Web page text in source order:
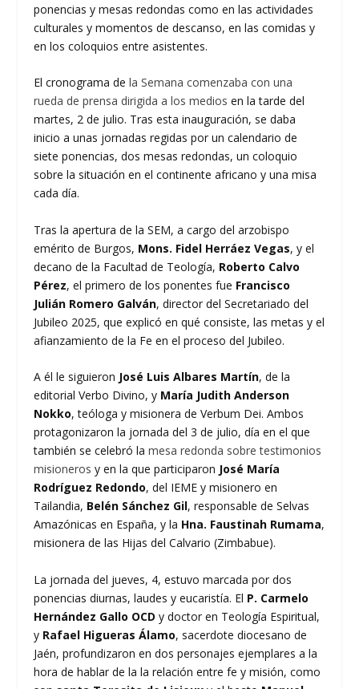
ponencias y mesas redondas como en las actividades
culturales y momentos de descanso, en las comidas y
en los coloquios entre asistentes.
El cronograma dela Semana comenzaba con una
rueda de prensa dirigida a los medios en la tarde del
martes, 2 de julio. Tras esta inauguración, se daba
inicio a unas jornadas regidas por un calendario de
siete ponencias, dos mesas redondas, un coloquio
sobre la situación en el continente africano y una misa
cada día.
Tras la apertura de la SEM, a cargo del arzobispo
emérito de Burgos, Mons. Fidel Herráez Vegas, y el
decano de la Facultad de Teología, Roberto Calvo
Pérez, el primero de los ponentes fue Francisco
Julián Romero Galván, director del Secretariado del
Jubileo 2025, que explicó en qué consiste, las metas y el
afianzamiento de la Fe en el proceso del Jubileo.
A él le siguieron José Luis Albares Martín, de la
editorial Verbo Divino, y María Judith Anderson
Nokko, teóloga y misionera de Verbum Dei. Ambos
protagonizaron la jornada del 3 de julio, día en el que
también se celebró lamesa redonda sobre testimonios
misioneros y en la que participaron José María
Rodríguez Redondo, del IEME y misionero en
Tailandia, Belén Sánchez Gil, responsable de Selvas
Amazónicas en España, y la Hna. Faustinah Rumama,
misionera de las Hijas del Calvario (Zimbabue).
La jornada del jueves, 4, estuvo marcada por dos
ponencias diurnas, laudes y eucaristía. El P. Carmelo
Hernández Gallo OCD y doctor en Teología Espiritual,
y Rafael Higueras Álamo, sacerdote diocesano de
Jaén, profundizaron en dos personajes ejemplares a la
hora de hablar de la la relación entre fe y misión, como